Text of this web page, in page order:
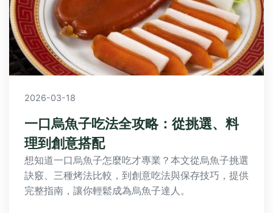
2026-03-18
一口烏魚子吃法全攻略：從挑選、料
理到創意搭配
想知道一口烏魚子怎麼吃才專業？本文從烏魚子挑選
訣竅、三種烤法比較，到創意吃法與保存技巧，提供
完整指南，讓你輕鬆成為烏魚子達人。